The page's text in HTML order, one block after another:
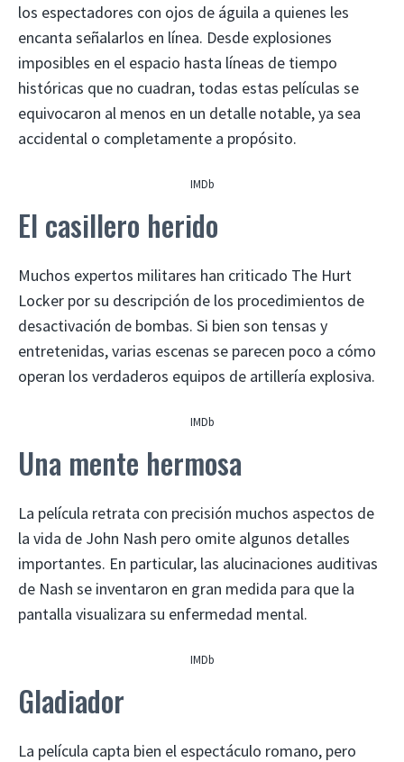
los espectadores con ojos de águila a quienes les
encanta señalarlos en línea. Desde explosiones
imposibles en el espacio hasta líneas de tiempo
históricas que no cuadran, todas estas películas se
equivocaron al menos en un detalle notable, ya sea
accidental o completamente a propósito.
IMDb
El casillero herido
Muchos expertos militares han criticado The Hurt
Locker por su descripción de los procedimientos de
desactivación de bombas. Si bien son tensas y
entretenidas, varias escenas se parecen poco a cómo
operan los verdaderos equipos de artillería explosiva.
IMDb
Una mente hermosa
La película retrata con precisión muchos aspectos de
la vida de John Nash pero omite algunos detalles
importantes. En particular, las alucinaciones auditivas
de Nash se inventaron en gran medida para que la
pantalla visualizara su enfermedad mental.
IMDb
Gladiador
La película capta bien el espectáculo romano, pero